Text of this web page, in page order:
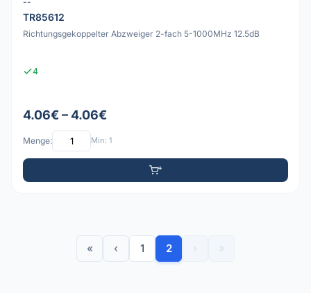
TR85612
Richtungsgekoppelter Abzweiger 2-fach 5-1000MHz 12.5dB
4
4.06€ – 4.06€
Menge: Min: 1
« ‹ 1 2